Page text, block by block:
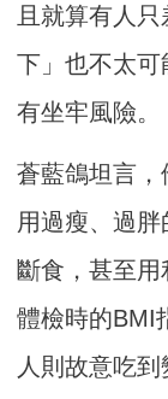
且就算有人
下」也不太
有坐牢風險。
蒼藍鴿坦言，
用過瘦、過胖
斷食，甚至
體檢時的BMI
人則故意吃